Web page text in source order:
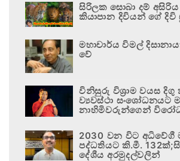
සිරිලක සොබා දම්
කියාපාන දිවියන් ගේ
මහාචාර්ය විමල්
වේ
විනිසුරු විශ්‍රාම වයස දිගු
ව්‍යවස්ථා සංශෝධනයට
නාහිමිවරුන්ගෙන්
2030 වන විට අධිවේගී
පද්ධතියට කි.මී.
දේශීය අරමුදල්වලින්